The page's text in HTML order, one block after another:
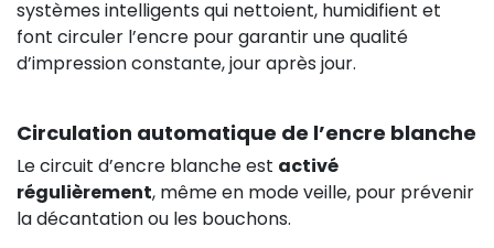
systèmes intelligents qui nettoient, humidifient et
font circuler l’encre pour garantir une qualité
d’impression constante, jour après jour.
Circulation automatique de l’encre blanche
Le circuit d’encre blanche est activé
régulièrement, même en mode veille, pour prévenir
la décantation ou les bouchons.